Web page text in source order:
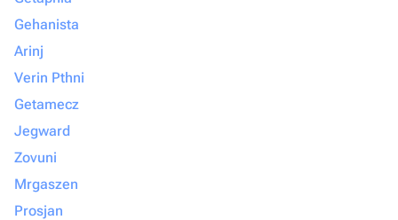
Gehanista
Arinj
Verin Pthni
Getamecz
Jegward
Zovuni
Mrgaszen
Prosjan